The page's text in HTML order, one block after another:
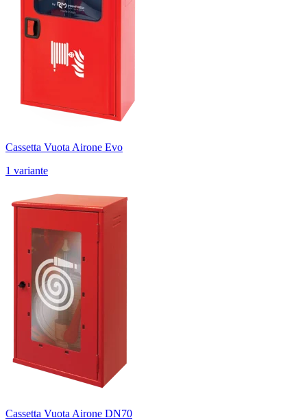
Cassetta Vuota Airone Evo
1 variante
Cassetta Vuota Airone DN70